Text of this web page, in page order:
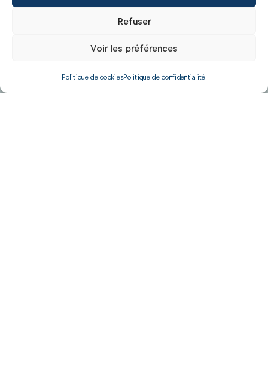
Refuser
Voir les préférences
Politique de cookiesPolitique de confidentialité